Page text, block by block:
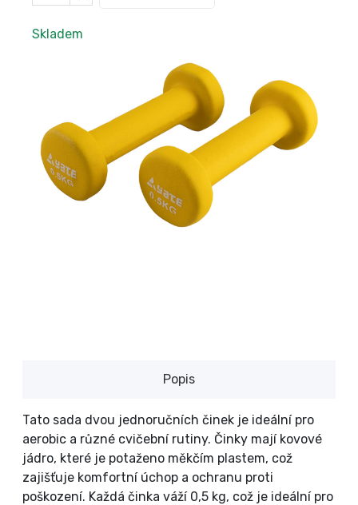
Skladem
Popis
Tato sada dvou jednoručních činek je ideální pro
aerobic a různé cvičební rutiny. Činky mají kovové
jádro, které je potaženo měkčím plastem, což
zajišťuje komfortní úchop a ochranu proti
poškození. Každá činka váží 0,5 kg, což je ideální pro